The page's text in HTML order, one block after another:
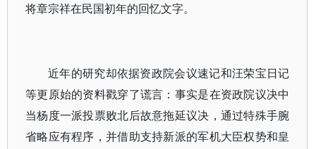
将章宗祥在民国初年的回忆文字。
近年的研究却依据资政院会议速记和汪荣宝日记
等更原始的资料戳穿了谎言：事实是在资政院议决中
当杨度一派投票败北后故意拖延议决，通过特殊手腕
省略应有程序，并借助支持新派的军机大臣权势和皇